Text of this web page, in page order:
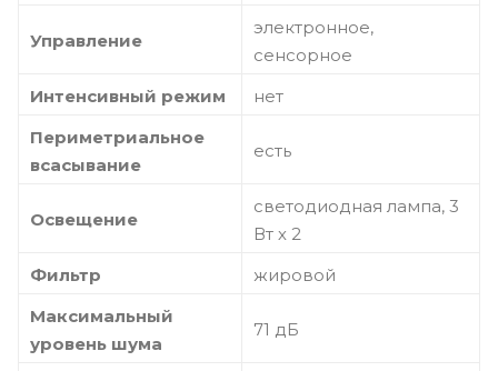
Управление
электронное,
сенсорное
Интенсивный режим
нет
Периметриальное
всасывание
есть
Освещение
светодиодная лампа, 3
Вт х 2
Фильтр
жировой
Максимальный
уровень шума
71 дБ